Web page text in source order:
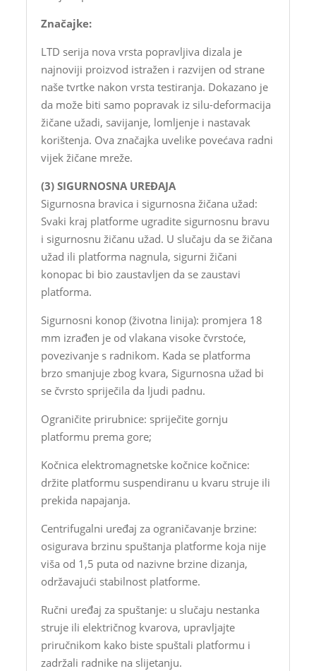
Značajke:
LTD serija nova vrsta popravljiva dizala je
najnoviji proizvod istražen i razvijen od strane
naše tvrtke nakon vrsta testiranja. Dokazano je
da može biti samo popravak iz silu-deformacija
žičane užadi, savijanje, lomljenje i nastavak
korištenja. Ova značajka uvelike povećava radni
vijek žičane mreže.
(3) SIGURNOSNA UREĐAJA
Sigurnosna bravica i sigurnosna žičana užad:
Svaki kraj platforme ugradite sigurnosnu bravu
i sigurnosnu žičanu užad. U slučaju da se žičana
užad ili platforma nagnula, sigurni žičani
konopac bi bio zaustavljen da se zaustavi
platforma.
Sigurnosni konop (životna linija): promjera 18
mm izrađen je od vlakana visoke čvrstoće,
povezivanje s radnikom. Kada se platforma
brzo smanjuje zbog kvara, Sigurnosna užad bi
se čvrsto spriječila da ljudi padnu.
Ograničite prirubnice: spriječite gornju
platformu prema gore;
Kočnica elektromagnetske kočnice kočnice:
držite platformu suspendiranu u kvaru struje ili
prekida napajanja.
Centrifugalni uređaj za ograničavanje brzine:
osigurava brzinu spuštanja platforme koja nije
viša od 1,5 puta od nazivne brzine dizanja,
održavajući stabilnost platforme.
Ručni uređaj za spuštanje: u slučaju nestanka
struje ili električnog kvarova, upravljajte
priručnikom kako biste spuštali platformu i
zadržali radnike na slijetanju.